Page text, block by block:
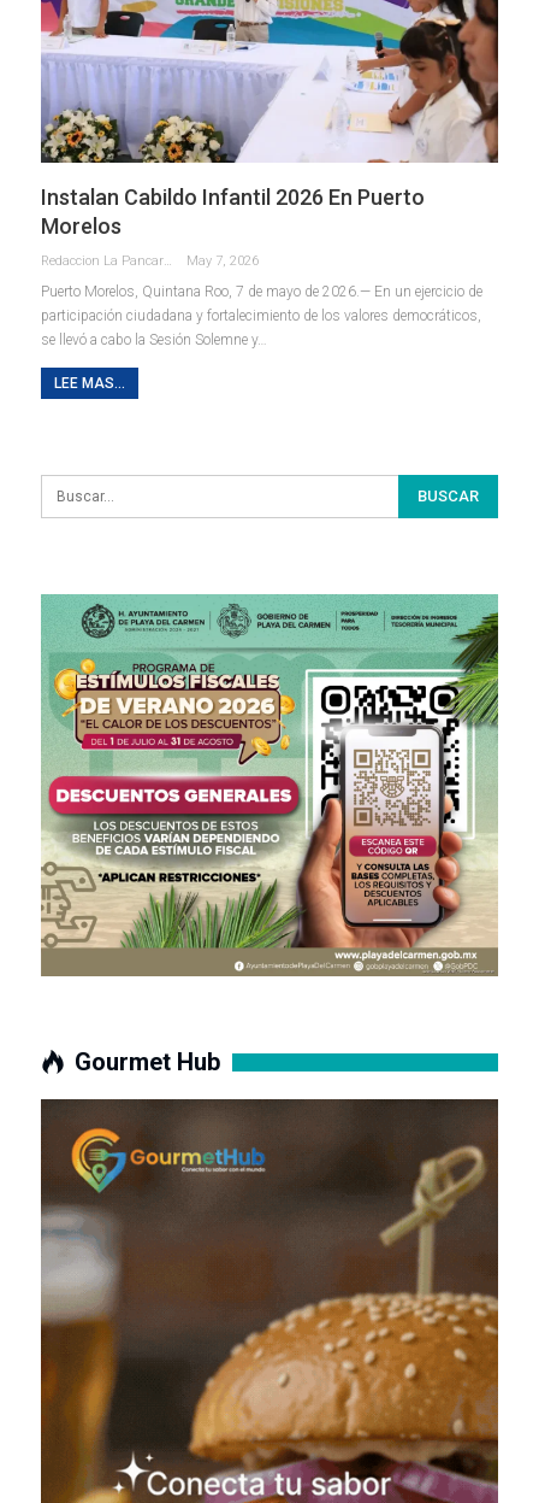
Instalan Cabildo Infantil 2026 En Puerto
Morelos
Redaccion La Pancarta De Quintana Roo May 7, 2026
Puerto Morelos, Quintana Roo, 7 de mayo de 2026.— En un ejercicio de
participación ciudadana y fortalecimiento de los valores democráticos,
se llevó a cabo la Sesión Solemne y…
LEE MAS...
Gourmet Hub